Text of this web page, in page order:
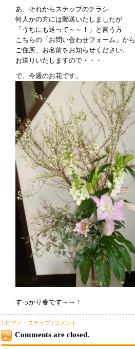
あ、それからステップのチラシ
何人かの方には郵送いたしましたが
「うちにも送って～～！」と言う方
こちらの「お問い合わせフォーム」から
ご住所、お名前をお知らせください。
お送りいたしますので・・・
で、今週のお花です。
すっかり春です～～！
3.ピアノ・ステップ| コメント
Comments are closed.